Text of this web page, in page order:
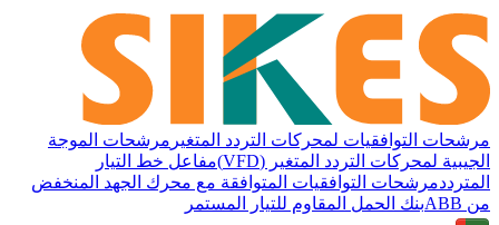
مرشحات التوافقيات لمحركات التردد المتغير مرشحات الموجة
الجيبية لمحركات التردد المتغير (VFD)
مفاعل خط التيار
المترددمرشحات التوافقيات المتوافقة مع محرك الجهد المنخفض
من ABB
بنك الحمل المقاوم للتيار المستمر